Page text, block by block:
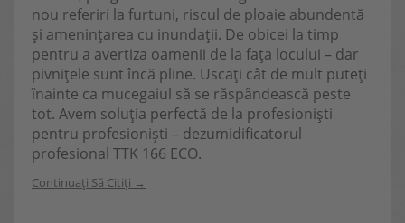
nou referiri la furtuni, riscul de ploaie abundentă
și amenințarea cu inundații. De obicei la timp
pentru a avertiza oamenii de la fața locului – dar
pivnițele sunt încă pline. Uscați cât de mult puteți
înainte ca mucegaiul să se răspândească peste
tot. Avem soluția perfectă de la profesioniști
pentru profesioniști – dezumidificatorul
profesional TTK 166 ECO.
Continuați Să Citiți